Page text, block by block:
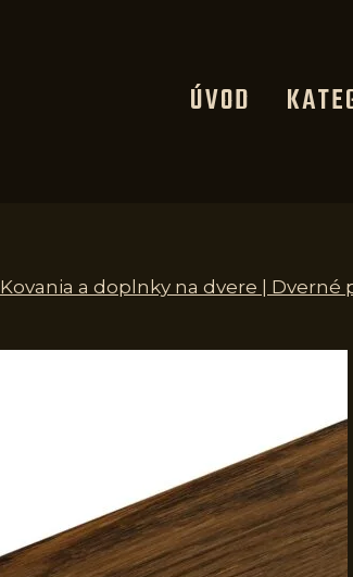
ÚVOD
Kovania a doplnky na dvere | Dverné